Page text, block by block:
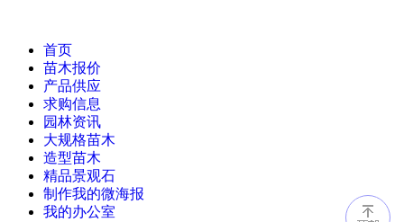
首页
苗木报价
产品供应
求购信息
园林资讯
大规格苗木
造型苗木
精品景观石
制作我的微海报
我的办公室